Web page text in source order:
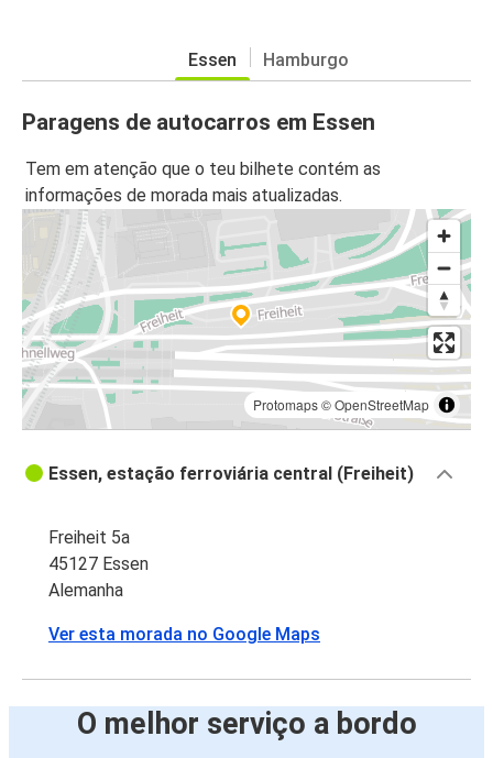
Essen Hamburgo
Paragens de autocarros em Essen
Tem em atenção que o teu bilhete contém as
informações de morada mais atualizadas.
Protomaps©OpenStreetMap
Essen, estação ferroviária central (Freiheit)
Freiheit 5a
45127 Essen
Alemanha
Ver esta morada no Google Maps
O melhor serviço a bordo